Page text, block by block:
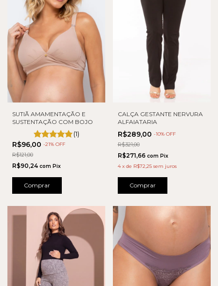
SUTIÃ AMAMENTAÇÃO E
SUSTENTAÇÃO COM BOJO
(1)
R$96,00 -21% OFF
R$121,00
R$90,24 com Pix
Comprar
CALÇA GESTANTE NERVURA
ALFAIATARIA
R$289,00 -10% OFF
R$321,00
R$271,66 com Pix
4 x de R$72,25 sem juros
Comprar